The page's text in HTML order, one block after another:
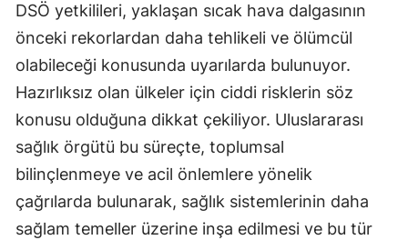
DSÖ yetkilileri, yaklaşan sıcak hava dalgasının
önceki rekorlardan daha tehlikeli ve ölümcül
olabileceği konusunda uyarılarda bulunuyor.
Hazırlıksız olan ülkeler için ciddi risklerin söz
konusu olduğuna dikkat çekiliyor. Uluslararası
sağlık örgütü bu süreçte, toplumsal
bilinçlenmeye ve acil önlemlere yönelik
çağrılarda bulunarak, sağlık sistemlerinin daha
sağlam temeller üzerine inşa edilmesi ve bu tür